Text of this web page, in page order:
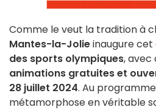
Comme le veut la tradition à
Mantes-la-Jolieinaugure cet
des sports olympiques, avec
animations gratuites et
28 juillet 2024. Au
métamorphose en véritable